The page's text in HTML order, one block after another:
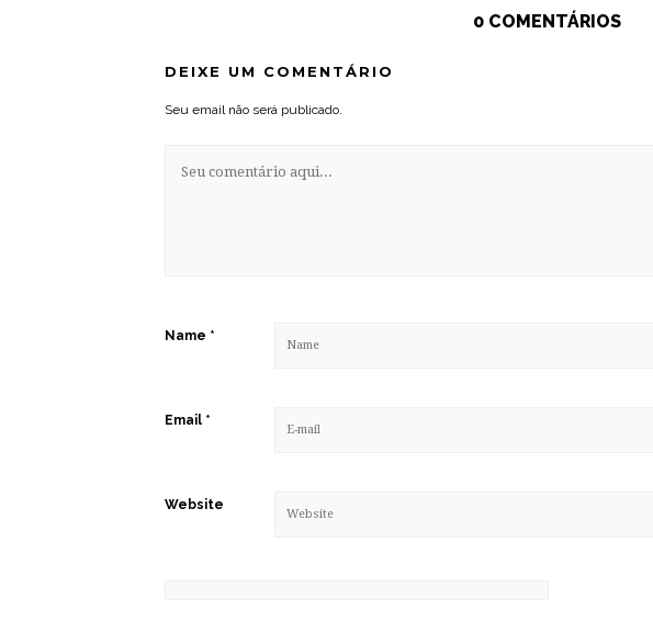
0 COMENTÁRIOS
DEIXE UM COMENTÁRIO
Seu email não será publicado.
Name *
Email *
Website